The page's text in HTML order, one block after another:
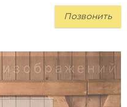
Позвонить